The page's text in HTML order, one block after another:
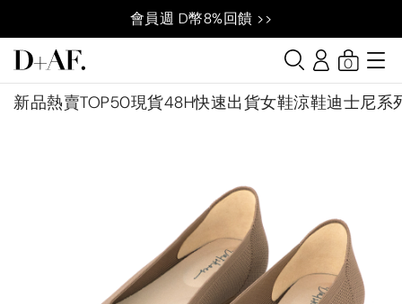
會員週 D幣8%回饋 >>
新品熱賣TOP50現貨48H快速出貨女鞋涼鞋迪士尼系
0